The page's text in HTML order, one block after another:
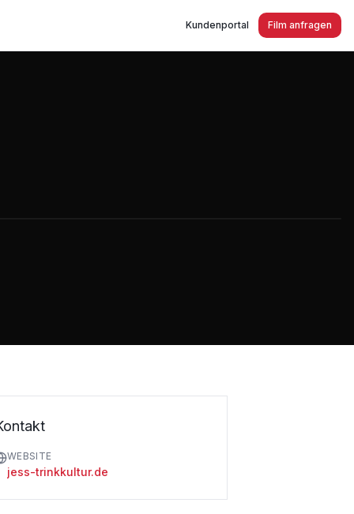
Kundenportal Film anfragen
WEBSITE
jess-trinkkultur.de